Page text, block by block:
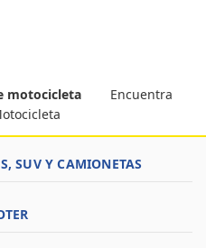
motocicleta
Encuentra
SUV Y CAMIONETAS